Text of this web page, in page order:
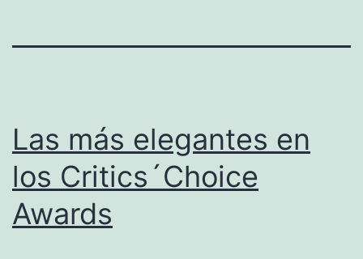
Las más elegantes en
los Critics´Choice
Awards